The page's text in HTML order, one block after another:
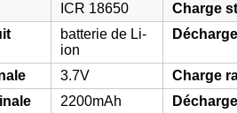
ICR 18650 Charge
batterie de Li-
ion
3.7V Charge
2200mAh